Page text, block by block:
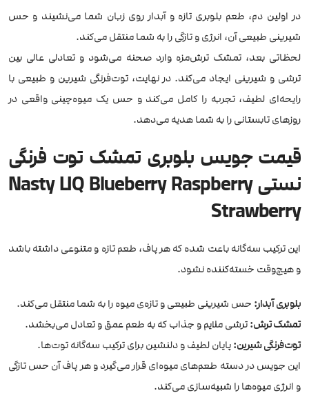
در اولین دم، طعم بلوبری تازه و آبدار روی زبان شما می‌نشیند و حس
شیرینی طبیعی آن، انرژی و تازگی را به شما منتقل می‌کند.
لحظاتی بعد، تمشک ترش‌مزه وارد صحنه می‌شود و تعادلی عالی بین
ترشی و شیرینی ایجاد می‌کند. در نهایت، توت‌فرنگی شیرین و طبیعی با
رایحه‌ای لطیف، تجربه را کامل می‌کند و حس یک میوه‌چینی واقعی در
روزهای تابستانی را به شما هدیه می‌دهد.
قیمت جویس بلوبری تمشک توت فرنگی
نستی Nasty LIQ Blueberry Raspberry
Strawberry
این ترکیب سه‌گانه باعث شده که هر پاف، طعم تازه و متنوعی داشته باشد
و هیچ‌وقت خسته‌کننده نشود.
بلوبری آبدار: حس شیرینی طبیعی و تازه‌ی میوه را به شما منتقل می‌کند.
تمشک ترش:ترشی ملایم و جذاب که به طعم عمق و تعادل می‌بخشد.
توت‌فرنگی شیرین:پایان لطیف و دلنشین برای ترکیب سه‌گانه توت‌ها.
این جویس در دسته طعم‌های میوه‌ای قرار می‌گیرد و هر پاف آن حس تازگی
و انرژی میوه‌ها را شبیه‌سازی می‌کند.